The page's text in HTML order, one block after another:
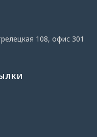
108, офис 301